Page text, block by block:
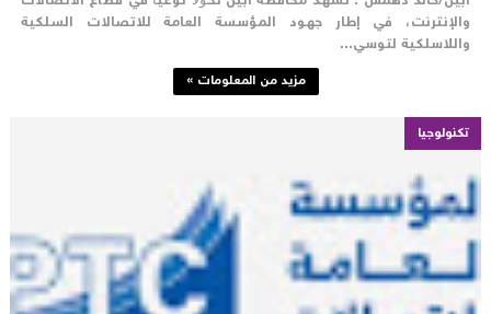
في إطار جهود المؤسسة العامة للاتصالات السلكية
لتوسي...
مزيد من المعلومات »
تكنولوجيا